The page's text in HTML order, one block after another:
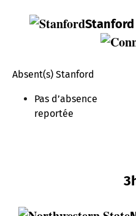
Stanford
Absent(s) Stanford
Pas d’absence
reportée